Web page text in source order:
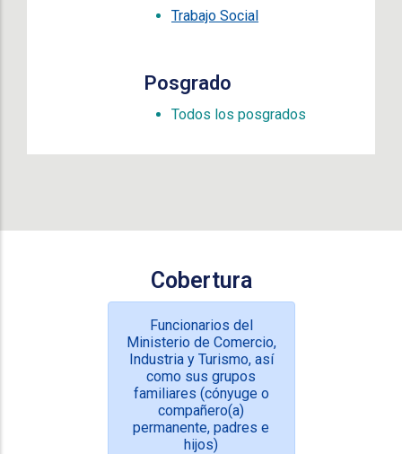
Trabajo Social
Posgrado
Todos los posgrados
Cobertura
Funcionarios del
Ministerio de Comercio,
Industria y Turismo, así
como sus grupos
familiares (cónyuge o
compañero(a)
permanente, padres e
hijos)